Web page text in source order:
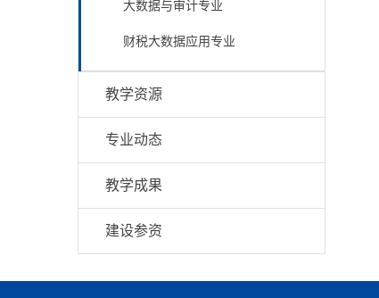
大数据与审计专业
财税大数据应用专业
教学资源
专业动态
教学成果
建设参资